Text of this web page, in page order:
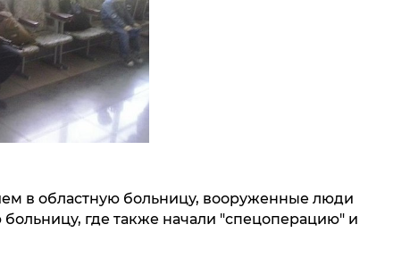
в областную больницу, вооруженные люди
где также начали "спецоперацию" и